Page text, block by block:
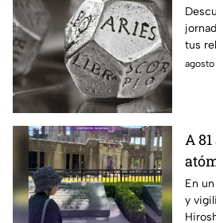
tus
A
fin
En
y